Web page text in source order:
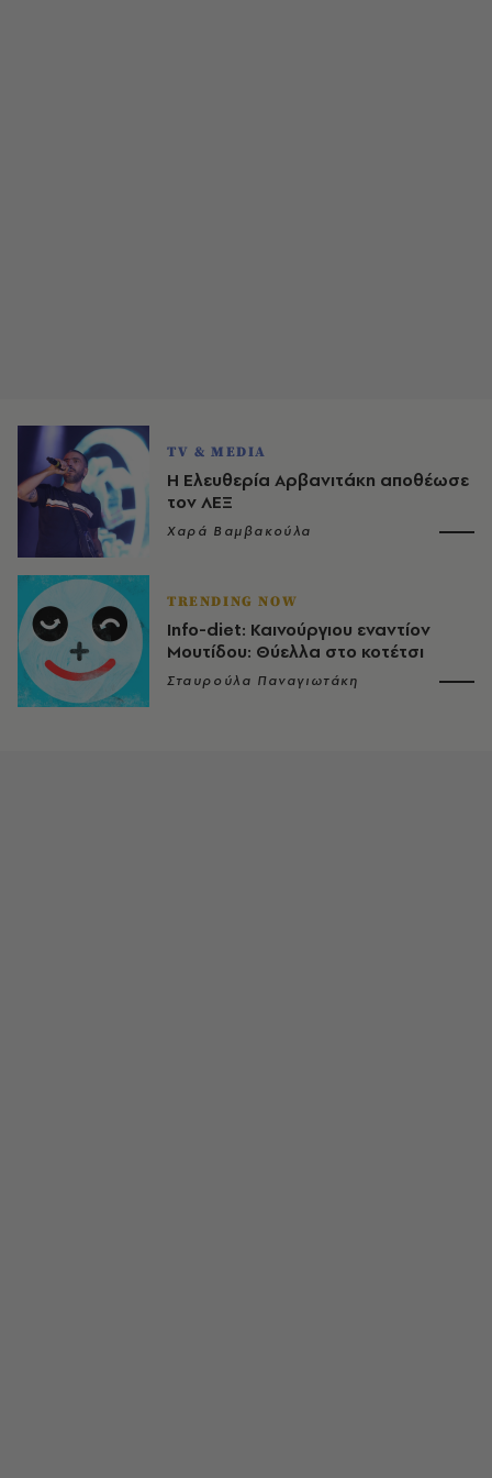
TV & MEDIA
Η Ελευθερία Αρβανιτάκη αποθέωσε
τον ΛΕΞ
Χαρά Βαμβακούλα
TRENDING NOW
Info-diet: Καινούργιου εναντίον
Μουτίδου: Θύελλα στο κοτέτσι
Σταυρούλα Παναγιωτάκη